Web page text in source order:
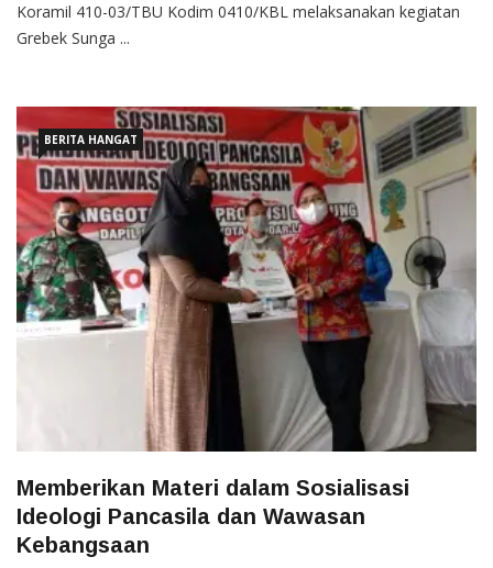
Koramil 410-03/TBU Kodim 0410/KBL melaksanakan kegiatan
Grebek Sunga ...
BERITA HANGAT
Memberikan Materi dalam Sosialisasi
Ideologi Pancasila dan Wawasan
Kebangsaan